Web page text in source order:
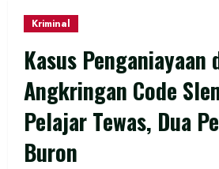
Kriminal
Kasus Penganiayaan
Angkringan Code
Pelajar Tewas, Dua
Buron